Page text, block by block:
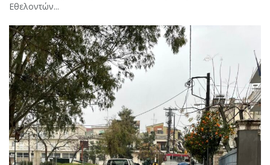
Εθελοντών...